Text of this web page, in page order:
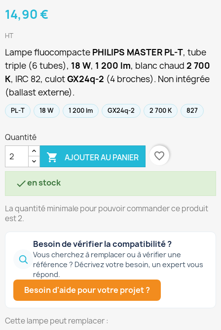
14,90 €
HT
Lampe fluocompacte PHILIPS MASTER PL-T, tube
triple (6 tubes), 18 W, 1 200 lm, blanc chaud 2 700
K, IRC 82, culotGX24q-2 (4 broches). Non intégrée
(ballast externe).
PL-T 18 W 1 200 lm GX24q-2 2 700 K 827
Quantité
 AJOUTER AU PANIER favorite_border
en stock
La quantité minimale pour pouvoir commander ce produit
est 2.
Besoin de vérifier la compatibilité ?
Vous cherchez à remplacer ou à vérifier une
référence ? Décrivez votre besoin, un expert vous
répond.
Besoin d'aide pour votre projet ?
Cette lampe peut remplacer :